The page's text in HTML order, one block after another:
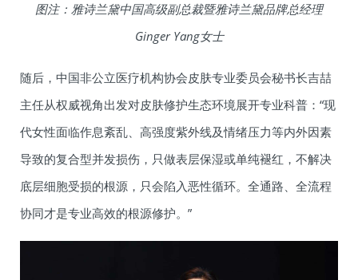
图注： 雅诗兰黛中国高级副总裁暨雅诗兰黛品牌总经理
Ginger Yang女士
随后，中国非公立医疗机构协会皮肤专业委员会秘书长吉喆
主任从权威视角出发对皮肤修护生态环境展开专业科普：“现
代女性面临作息紊乱、高强度紫外线及情绪压力等内外因素
导致的复合型并发损伤，只做表层保湿或单纯褪红，不解决
底层细胞受损的根源，只会陷入恶性循环。全通路、全流程
协同才是专业高效的根源修护。”